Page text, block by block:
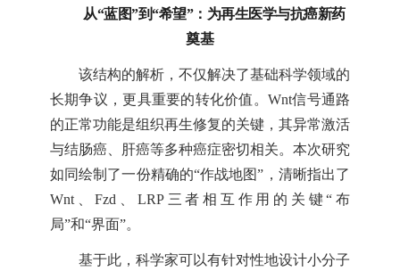
从“蓝图”到“希望”：为再生医学与抗癌新药
奠基
该结构的解析，不仅解决了基础科学领域的
长期争议，更具重要的转化价值。Wnt信号通路
的正常功能是组织再生修复的关键，其异常激活
与结肠癌、肝癌等多种癌症密切相关。本次研究
如同绘制了一份精确的“作战地图”，清晰指出了
Wnt、Fzd、LRP三者相互作用的关键“布
局”和“界面”。
基于此，科学家可以有针对性地设计小分子